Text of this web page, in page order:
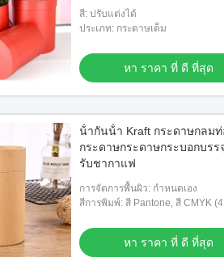
สี: ปรับแต่งได้
ประเภท: กระดาษเต็ม
หา ราคา ที่ ดี ที่สุด
น้ํากันน้ํา Kraft กระดาษกลมท่
กระดาษกระดาษกระบอกบรร
รับชากาแฟ
การจัดการพื้นผิว: กำหนดเอง
สีการพิมพ์: สี Pantone, สี CMYK
หา ราคา ที่ ดี ที่สุด